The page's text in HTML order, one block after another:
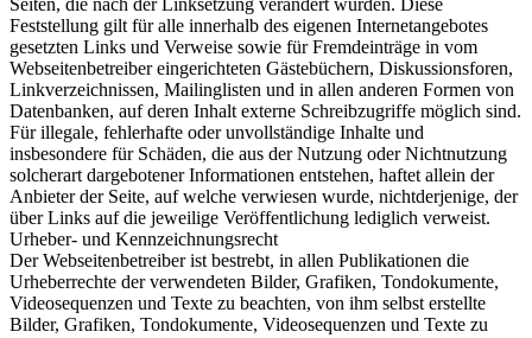
Feststellung gilt für alle innerhalb des eigenen Internetangebotes
gesetzten Links und Verweise sowie für Fremdeinträge in vom
Webseitenbetreiber eingerichteten Gästebüchern, Diskussionsforen,
Linkverzeichnissen, Mailinglisten und in allen anderen Formen von
Datenbanken, auf deren Inhalt externe Schreibzugriffe möglich sind.
Für illegale, fehlerhafte oder unvollständige Inhalte und
insbesondere für Schäden, die aus der Nutzung oder Nichtnutzung
solcherart dargebotener Informationen entstehen, haftet allein der
Anbieter der Seite, auf welche verwiesen wurde, nichtderjenige, der
über Links auf die jeweilige Veröffentlichung lediglich verweist.
Urheber- und Kennzeichnungsrecht
Der Webseitenbetreiber ist bestrebt, in allen Publikationen die
Urheberrechte der verwendeten Bilder, Grafiken, Tondokumente,
Videosequenzen und Texte zu beachten, von ihm selbst erstellte
Bilder, Grafiken, Tondokumente, Videosequenzen und Texte zu